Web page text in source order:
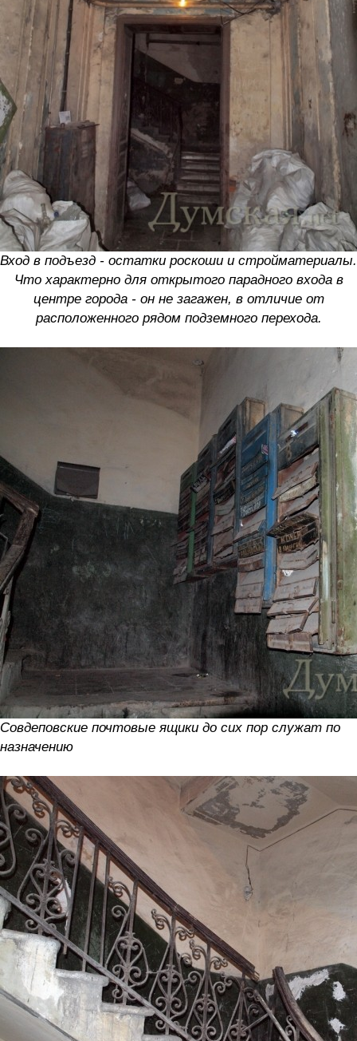
Вход в подъезд - остатки роскоши и стройматериалы.
Что характерно для открытого парадного входа в
центре города - он не загажен, в отличие от
расположенного рядом подземного перехода.
Совдеповские почтовые ящики до сих пор служат по
назначению